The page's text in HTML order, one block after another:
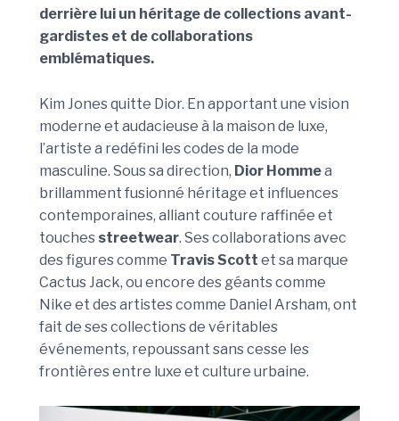
derrière lui un héritage de collections avant-
gardistes et de collaborations
emblématiques.
Kim Jones quitte Dior. En apportant une vision
moderne et audacieuse à la maison de luxe,
l’artiste a redéfini les codes de la mode
masculine. Sous sa direction, Dior Hommea
brillamment fusionné héritage et influences
contemporaines, alliant couture raffinée et
touches streetwear. Ses collaborations avec
des figures comme Travis Scott et sa marque
Cactus Jack, ou encore des géants comme
Nike et des artistes comme Daniel Arsham, ont
fait de ses collections de véritables
événements, repoussant sans cesse les
frontières entre luxe et culture urbaine.